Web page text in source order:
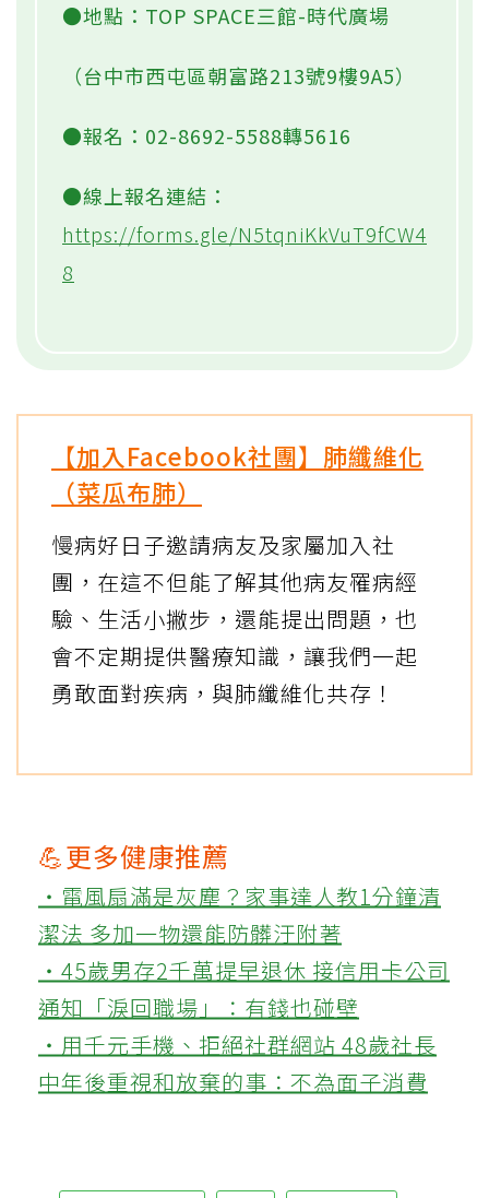
●地點：TOP SPACE三館-時代廣場
（台中市西屯區朝富路213號9樓9A5）
●報名：02-8692-5588轉5616
●線上報名連結：
https://forms.gle/N5tqniKkVuT9fCW4
8
【加入Facebook社團】肺纖維化
（菜瓜布肺）
慢病好日子邀請病友及家屬加入社
團，在這不但能了解其他病友罹病經
驗、生活小撇步，還能提出問題，也
會不定期提供醫療知識，讓我們一起
勇敢面對疾病，與肺纖維化共存！
💪更多健康推薦
‧電風扇滿是灰塵？家事達人教1分鐘清
潔法 多加一物還能防髒汙附著
‧45歲男存2千萬提早退休 接信用卡公司
通知「淚回職場」：有錢也碰壁
‧用千元手機、拒絕社群網站 48歲社長
中年後重視和放棄的事：不為面子消費